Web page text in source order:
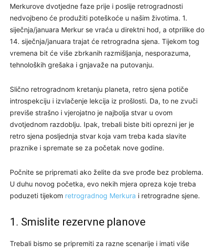
Merkurove dvotjedne faze prije i poslije retrogradnosti
nedvojbeno će produžiti poteškoće u našim životima. 1.
siječnja/januara Merkur se vraća u direktni hod, a otprilike do
14. siječnja/januara trajat će retrogradna sjena. Tijekom tog
vremena bit će više zbrkanih razmišljanja, nesporazuma,
tehnoloških grešaka i gnjavaže na putovanju.
Slično retrogradnom kretanju planeta, retro sjena potiče
introspekciju i izvlačenje lekcija iz prošlosti. Da, to ne zvuči
previše strašno i vjerojatno je najbolja stvar u ovom
dvotjednom razdoblju. Ipak, trebali biste biti oprezni jer je
retro sjena posljednja stvar koja vam treba kada slavite
praznike i spremate se za početak nove godine.
Počnite se pripremati ako želite da sve prođe bez problema.
U duhu novog početka, evo nekih mjera opreza koje treba
poduzeti tijekom retrogradnog Merkura i retrogradne sjene.
1. Smislite rezervne planove
Trebali bismo se pripremiti za razne scenarije i imati više